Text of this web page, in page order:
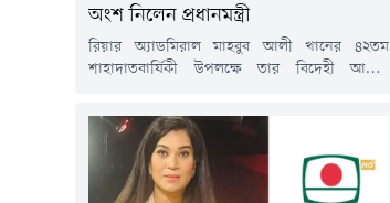
অংশ নিলেন প্রধানমন্ত্রী
রিয়ার অ্যাডমিরাল মাহবুব আলী খানের ৪২তম
শাহাদাতবার্ষিকী উপলক্ষে তার বিদেহী আত্মার
আলোচনা সভার আয়োজন করা হয়েছে।বৃহস্পতিবার
(৬ আগস্ট) বাদ মাগরিব মরহুমের ধানমন্ডির 'মাহবুব
ভবনে' তার পরিবারের পক্ষ থেকে এই দোয়া
মাহফিলের আয়োজন করা হয়।প্রধানমন্ত্রী তারেক